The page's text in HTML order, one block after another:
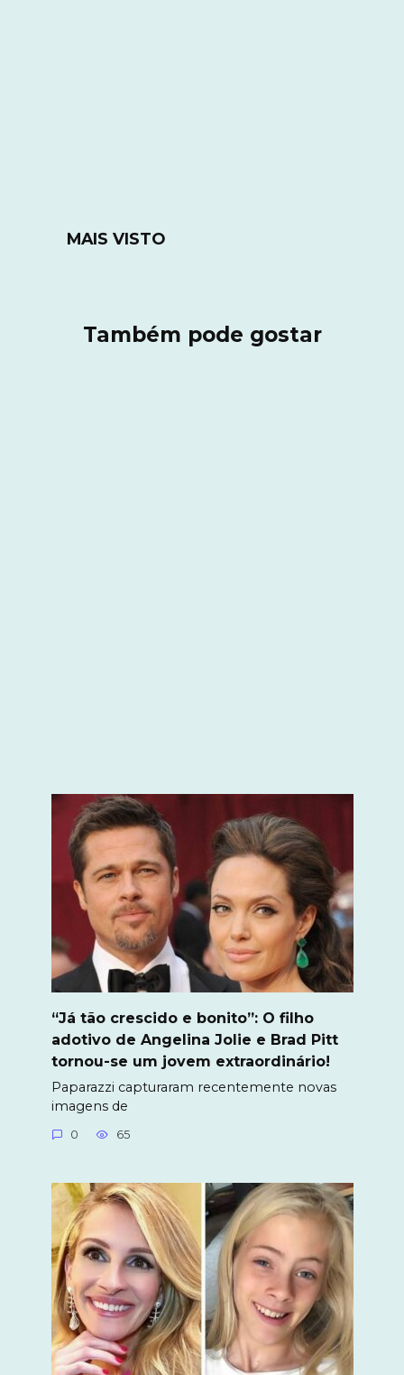
MAIS VISTO
Também pode gostar
“Já tão crescido e bonito”: O filho
adotivo de Angelina Jolie e Brad Pitt
tornou-se um jovem extraordinário!
Paparazzi capturaram recentemente novas
imagens de
0 65